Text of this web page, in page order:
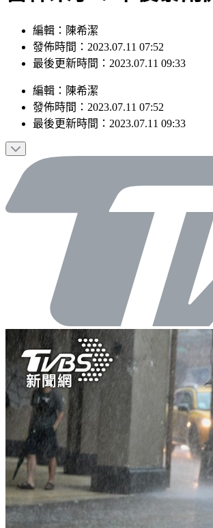
編輯：陳希潔
發佈時間：2023.07.11 07:52
最後更新時間：2023.07.11 09:33
編輯 ： 陳希潔
發佈時間： 2023.07.11 07:52
最後更新時間： 2023.07.11 09:33